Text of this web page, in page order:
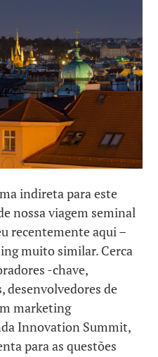
indireta para este
nossa viagem seminal
recentemente aqui –
muito similar. Cerca
-chave,
desenvolvedores de
marketing
Innovation Summit,
para as questões